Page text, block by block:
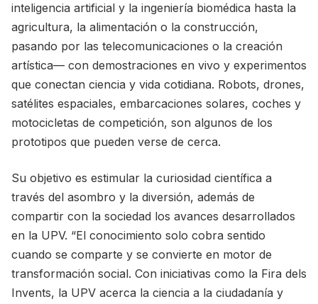
inteligencia artificial y la ingeniería biomédica hasta la
agricultura, la alimentación o la construcción,
pasando por las telecomunicaciones o la creación
artística— con demostraciones en vivo y experimentos
que conectan ciencia y vida cotidiana. Robots, drones,
satélites espaciales, embarcaciones solares, coches y
motocicletas de competición, son algunos de los
prototipos que pueden verse de cerca.
Su objetivo es estimular la curiosidad científica a
través del asombro y la diversión, además de
compartir con la sociedad los avances desarrollados
en la UPV. “El conocimiento solo cobra sentido
cuando se comparte y se convierte en motor de
transformación social. Con iniciativas como la Fira dels
Invents, la UPV acerca la ciencia a la ciudadanía y